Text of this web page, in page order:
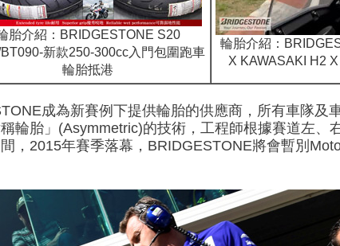
胎介紹：BRIDGESTONE S20
新款250-300cc入門包圍跑車
輪胎抵港
輪胎介紹：
X KAWASAKI H2
成為新賽例下提供輪胎的供應商，所有車隊及
輪胎」(Asymmetric)的技術，工程師根據賽道左、
，2015年賽季落幕，BRIDGESTONE將會暫別